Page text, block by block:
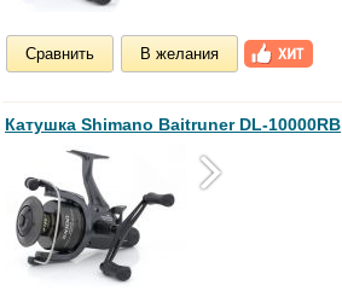
Сравнить В желания
Катушка Shimano Baitruner DL-10000RB